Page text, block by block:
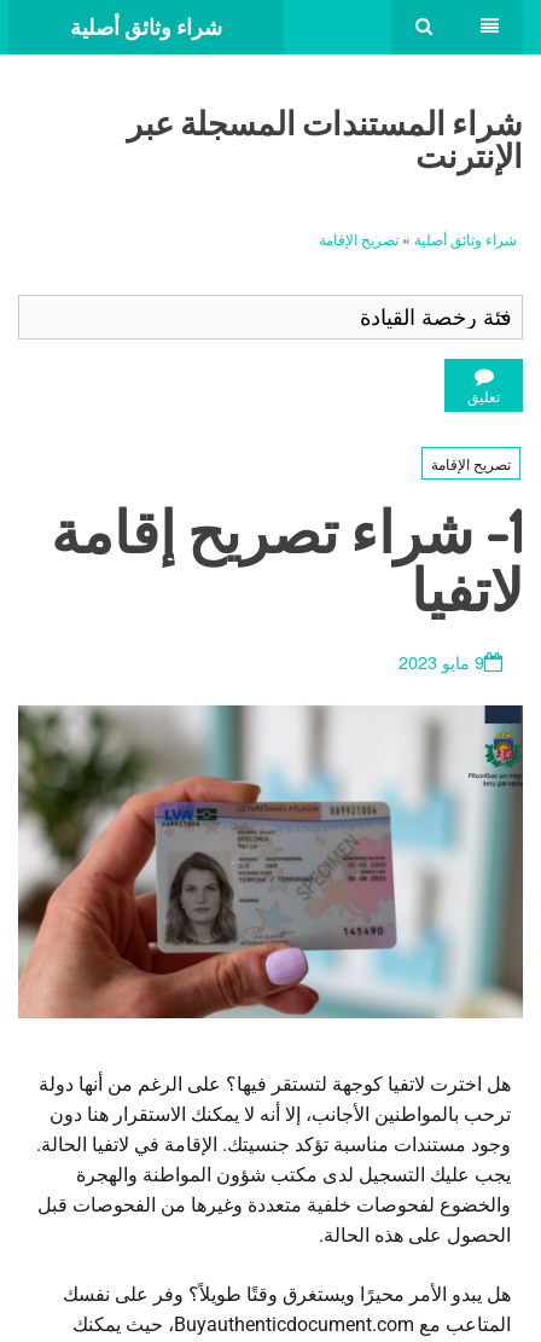
شراء وثائق أصلية
شراء المستندات المسجلة عبر
الإنترنت
شراء وثائق أصلية » تصريح الإقامة
تعليق
تصريح الإقامة
1- شراء تصريح إقامة
لاتفيا
9 مايو 2023
هل اخترت لاتفيا كوجهة لتستقر فيها؟ على الرغم من أنها دولة
ترحب بالمواطنين الأجانب، إلا أنه لا يمكنك الاستقرار هنا دون
وجود مستندات مناسبة تؤكد جنسيتك. الإقامة في لاتفيا الحالة.
يجب عليك التسجيل لدى مكتب شؤون المواطنة والهجرة
والخضوع لفحوصات خلفية متعددة وغيرها من الفحوصات قبل
الحصول على هذه الحالة.
هل يبدو الأمر محيرًا ويستغرق وقتًا طويلاً؟ وفر على نفسك
المتاعب مع Buyauthenticdocument.com، حيث يمكنك